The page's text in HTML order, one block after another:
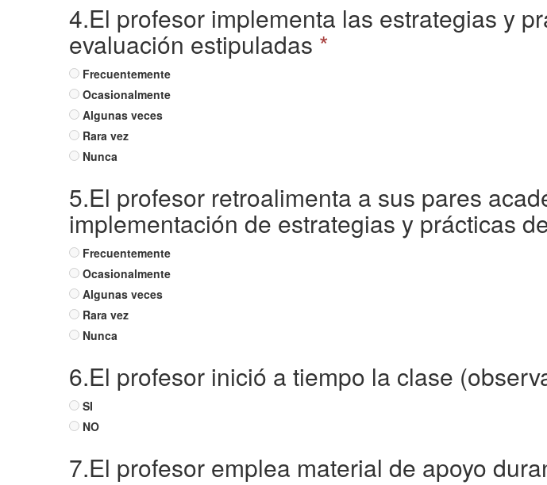
4.El profesor implementa las estrategias y
evaluación estipuladas *
Frecuentemente
Ocasionalmente
Algunas veces
Rara vez
Nunca
5.El profesor retroalimenta a sus pares
implementación de estrategias y prácticas
Frecuentemente
Ocasionalmente
Algunas veces
Rara vez
Nunca
6.El profesor inició a tiempo la clase
SI
NO
7.El profesor emplea material de apoyo